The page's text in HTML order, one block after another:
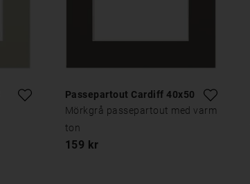
Passepartout Cardiff 40x50
Mörkgrå passepartout med varm
ton
159 kr